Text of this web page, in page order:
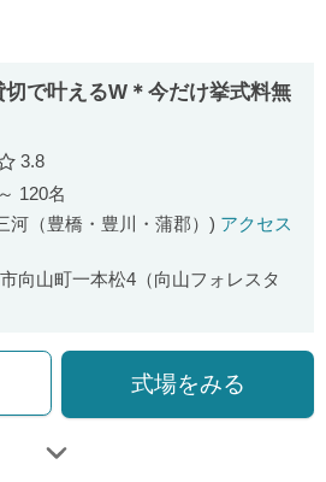
で叶えるW＊今だけ挙式料無
口コミ評価
3.8
120名
河（豊橋・豊川・蒲郡）) アクセス
向山町一本松4（向山フォレスタ
式場をみる